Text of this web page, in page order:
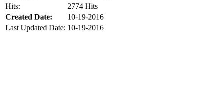
Hits:
2774 Hits
Created Date:
10-19-2016
Last Updated Date: 10-19-2016